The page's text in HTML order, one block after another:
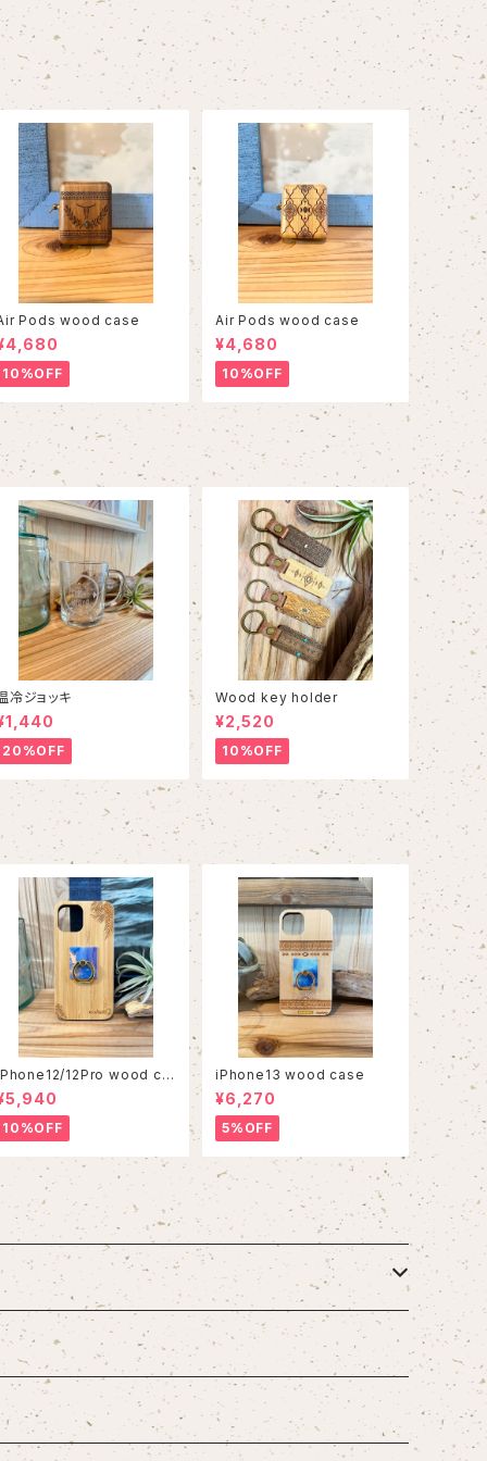
Pods wood case
10%OFF
Air Pods wood case
¥4,680
10%OFF
冷ジョッキ
20%OFF
Wood key holder
¥2,520
10%OFF
12Pro wood ca
10%OFF
iPhone13 wood case
¥6,270
5%OFF